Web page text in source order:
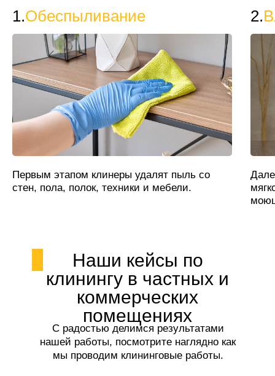
1.Обеспыливание
Первым этапом клинеры удалят пыль со
стен, пола, полок, техники и мебели.
2.
Наши кейсы по
клинингу в частных и
коммерческих
помещениях
С радостью делимся результатами
нашей работы, посмотрите наглядно как
мы проводим клининговые работы.